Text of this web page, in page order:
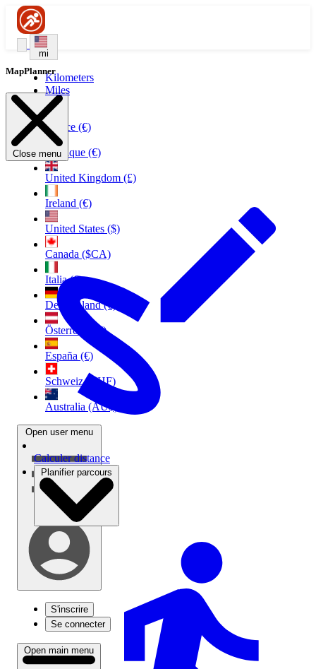
mi
Kilometers
Miles
France (€)
Belgique (€)
United Kingdom (£)
Ireland (€)
United States ($)
Canada ($CA)
Italia (€)
Deutschland (€)
Österreich (€)
España (€)
Schweiz (CHF)
Australia (AU$)
Open user menu
S'inscrire
Se connecter
Open main menu
MapPlanner
Close menu
Calculer distance
Planifier parcours